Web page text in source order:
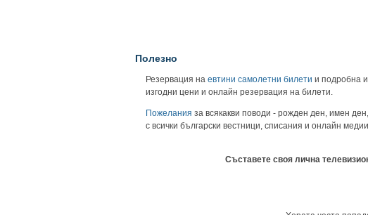
Полезно
Резервация на евтини самолетни билети и подробна
изгодни цени и онлайн резервация на билети.
Пожелания за всякакви поводи - рожден ден, имен
с всички български вестници, списания и онлайн
Съставете своя лична